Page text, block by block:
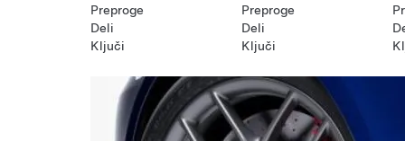
Preproge
Deli
Ključi
Preproge
Deli
Ključi